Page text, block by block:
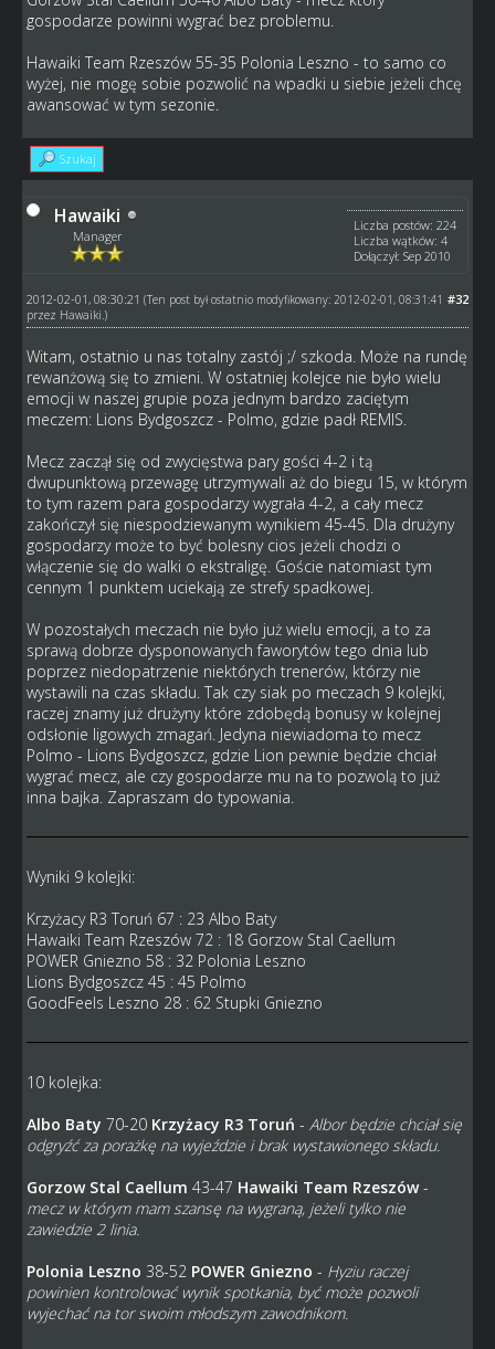
gospodarze powinni wygrać bez problemu.
Hawaiki Team Rzeszów 55-35 Polonia Leszno - to samo co
wyżej, nie mogę sobie pozwolić na wpadki u siebie jeżeli chcę
awansować w tym sezonie.
Szukaj
Hawaiki
Manager
Liczba postów: 224
Liczba wątków: 4
Dołączył: Sep 2010
#32
2012-02-01, 08:30:21 (Ten post był ostatnio modyfikowany: 2012-02-01, 08:31:41
przez Hawaiki .)
Witam, ostatnio u nas totalny zastój ;/ szkoda. Może na rundę
rewanżową się to zmieni. W ostatniej kolejce nie było wielu
emocji w naszej grupie poza jednym bardzo zaciętym
meczem: Lions Bydgoszcz - Polmo, gdzie padł REMIS.
Mecz zaczął się od zwycięstwa pary gości 4-2 i tą
dwupunktową przewagę utrzymywali aż do biegu 15, w którym
to tym razem para gospodarzy wygrała 4-2, a cały mecz
zakończył się niespodziewanym wynikiem 45-45. Dla drużyny
gospodarzy może to być bolesny cios jeżeli chodzi o
włączenie się do walki o ekstraligę. Goście natomiast tym
cennym 1 punktem uciekają ze strefy spadkowej.
W pozostałych meczach nie było już wielu emocji, a to za
sprawą dobrze dysponowanych faworytów tego dnia lub
poprzez niedopatrzenie niektórych trenerów, którzy nie
wystawili na czas składu. Tak czy siak po meczach 9 kolejki,
raczej znamy już drużyny które zdobędą bonusy w kolejnej
odsłonie ligowych zmagań. Jedyna niewiadoma to mecz
Polmo - Lions Bydgoszcz, gdzie Lion pewnie będzie chciał
wygrać mecz, ale czy gospodarze mu na to pozwolą to już
inna bajka. Zapraszam do typowania.
Wyniki 9 kolejki:
Krzyżacy R3 Toruń 67 : 23 Albo Baty
Hawaiki Team Rzeszów 72 : 18 Gorzow Stal Caellum
POWER Gniezno 58 : 32 Polonia Leszno
Lions Bydgoszcz 45 : 45 Polmo
GoodFeels Leszno 28 : 62 Stupki Gniezno
10 kolejka:
Albo Baty 70-20 Krzyżacy R3 Toruń - Albor będzie chciał się
odgryźć za porażkę na wyjeździe i brak wystawionego składu.
Gorzow Stal Caellum 43-47 Hawaiki Team Rzeszów-
mecz w którym mam szansę na wygraną, jeżeli tylko nie
zawiedzie 2 linia.
Polonia Leszno 38-52 POWER Gniezno - Hyziu raczej
powinien kontrolować wynik spotkania, być może pozwoli
wyjechać na tor swoim młodszym zawodnikom.